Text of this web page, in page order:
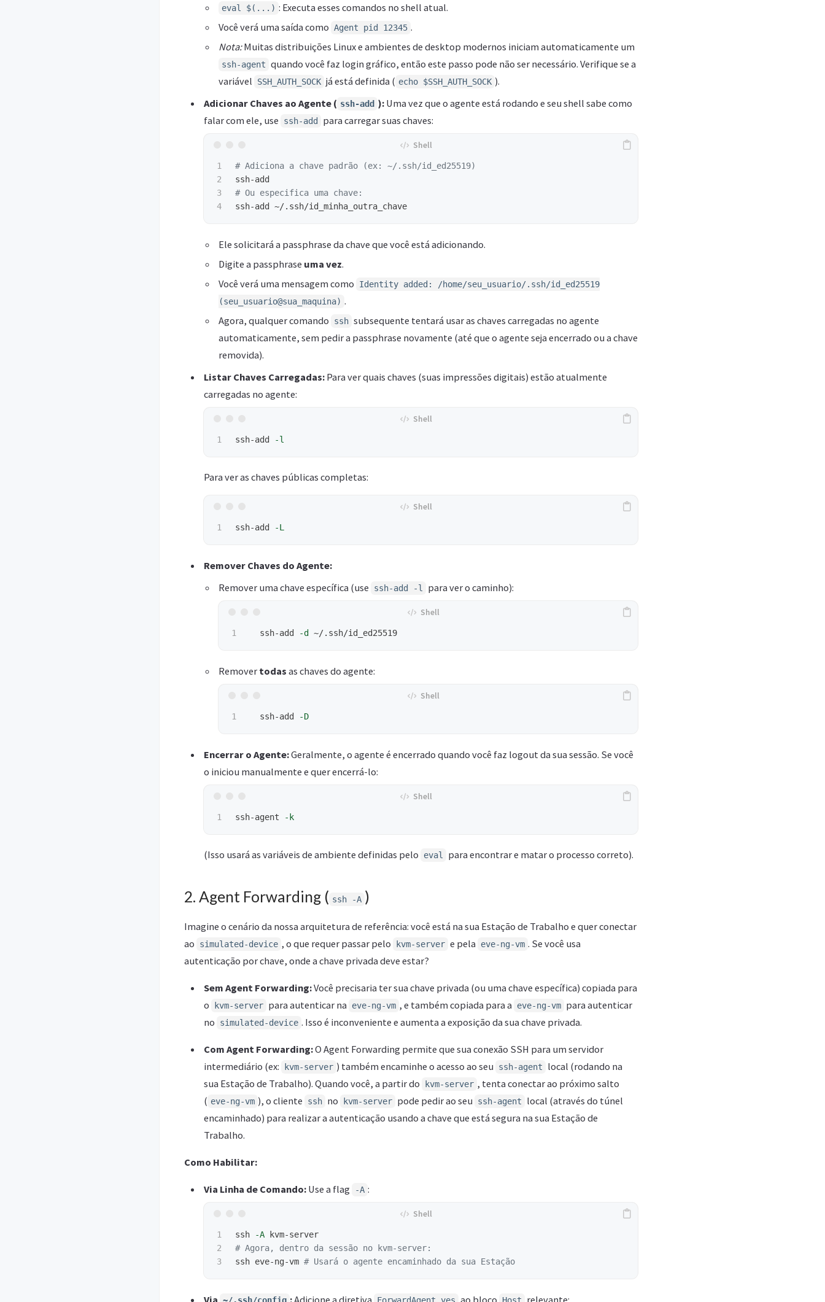
eval $(...) : Executa esses comandos no shell atual.
Você verá uma saída como Agent pid 12345 .
Nota:Muitas distribuições Linux e ambientes de desktop modernos iniciam automaticamente um
ssh-agent quando você faz login gráfico, então este passo pode não ser necessário. Verifique se a
variável
SSH_AUTH_SOCK já está definida ( echo $SSH_AUTH_SOCK ).
Adicionar Chaves ao Agente ( ssh-add ): Uma vez que o agente está rodando e seu shell sabe como
falar com ele, use
ssh-add para carregar suas chaves:
1
2
3
# Adiciona a chave padrão (ex: ~/.ssh/id_ed25519)
# Ou especifica uma chave:
Ele solicitará a passphrase da chave que você está adicionando.
Digite a passphrase uma vez.
Você verá uma mensagem como
Identity added: /home/seu_usuario/.ssh/id_ed25519
(seu_usuario@sua_maquina) .
Agora, qualquer comando
ssh subsequente tentará usar as chaves carregadas no agente
automaticamente, sem pedir a passphrase novamente (até que o agente seja encerrado ou a chave
removida).
Listar Chaves Carregadas: Para ver quais chaves (suas impressões digitais) estão atualmente
carregadas no agente:
ssh-add -l
Para ver as chaves públicas completas:
ssh-add -L
Remover Chaves do Agente:
Remover uma chave específica (use
ssh-add -l para ver o caminho):
  ssh-add
-d
Remover todas as chaves do agente:
  ssh-add
-D
Encerrar o Agente:Geralmente, o agente é encerrado quando você faz logout da sua sessão. Se você
o iniciou manualmente e quer encerrá-lo:
ssh-agent -k
(Isso usará as variáveis de ambiente definidas pelo eval para encontrar e matar o processo correto).
2. Agent Forwarding ( ssh -A )
Imagine o cenário da nossa arquitetura de referência: você está na sua Estação de Trabalho e quer conectar
ao
simulated-device , o que requer passar pelo kvm-server e pela eve-ng-vm . Se você usa
autenticação por chave, onde a chave privada deve estar?
Sem Agent Forwarding:Você precisaria ter sua chave privada (ou uma chave específica) copiada para
o
kvm-server para autenticar na eve-ng-vm , e também copiada para a eve-ng-vm para autenticar
no
simulated-device . Isso é inconveniente e aumenta a exposição da sua chave privada.
Com Agent Forwarding:O Agent Forwarding permite que sua conexão SSH para um servidor
intermediário (ex:
kvm-server ) também encaminhe o acesso ao seu ssh-agent
local (rodando na
sua Estação de Trabalho). Quando você, a partir do
kvm-server , tenta conectar ao próximo salto
( eve-ng-vm ), o cliente ssh no kvm-server pode pedir ao seu ssh-agent
local (através do túnel
encaminhado) para realizar a autenticação usando a chave que está segura na sua Estação de
Trabalho.
Como Habilitar:
Via Linha de Comando: Use a flag -A :
1
2
ssh -A
# Agora, dentro da sessão no kvm-server:
ssh eve-ng-vm # Usará o agente encaminhado da sua Estação